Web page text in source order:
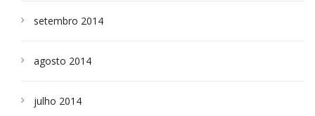
setembro 2014
agosto 2014
julho 2014